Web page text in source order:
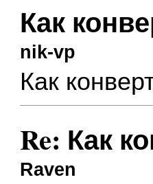
Как
nik-vp
Как
Re: Как
Raven